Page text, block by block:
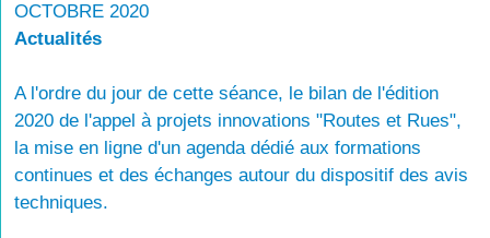
OCTOBRE 2020
Actualités
A l'ordre du jour de cette séance, le bilan de l'édition
2020 de l'appel à projets innovations "Routes et Rues",
la mise en ligne d'un agenda dédié aux formations
continues et des échanges autour du dispositif des avis
techniques.